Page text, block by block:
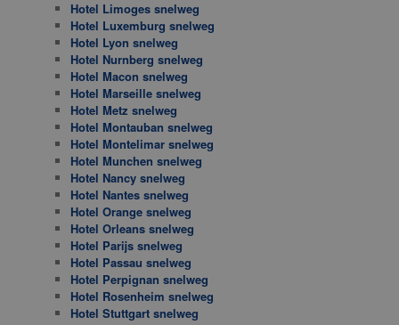
Hotel Limoges snelweg
Hotel Luxemburg snelweg
Hotel Lyon snelweg
Hotel Nurnberg snelweg
Hotel Macon snelweg
Hotel Marseille snelweg
Hotel Metz snelweg
Hotel Montauban snelweg
Hotel Montelimar snelweg
Hotel Munchen snelweg
Hotel Nancy snelweg
Hotel Nantes snelweg
Hotel Orange snelweg
Hotel Orleans snelweg
Hotel Parijs snelweg
Hotel Passau snelweg
Hotel Perpignan snelweg
Hotel Rosenheim snelweg
Hotel Stuttgart snelweg